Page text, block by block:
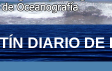
DIARIO DE